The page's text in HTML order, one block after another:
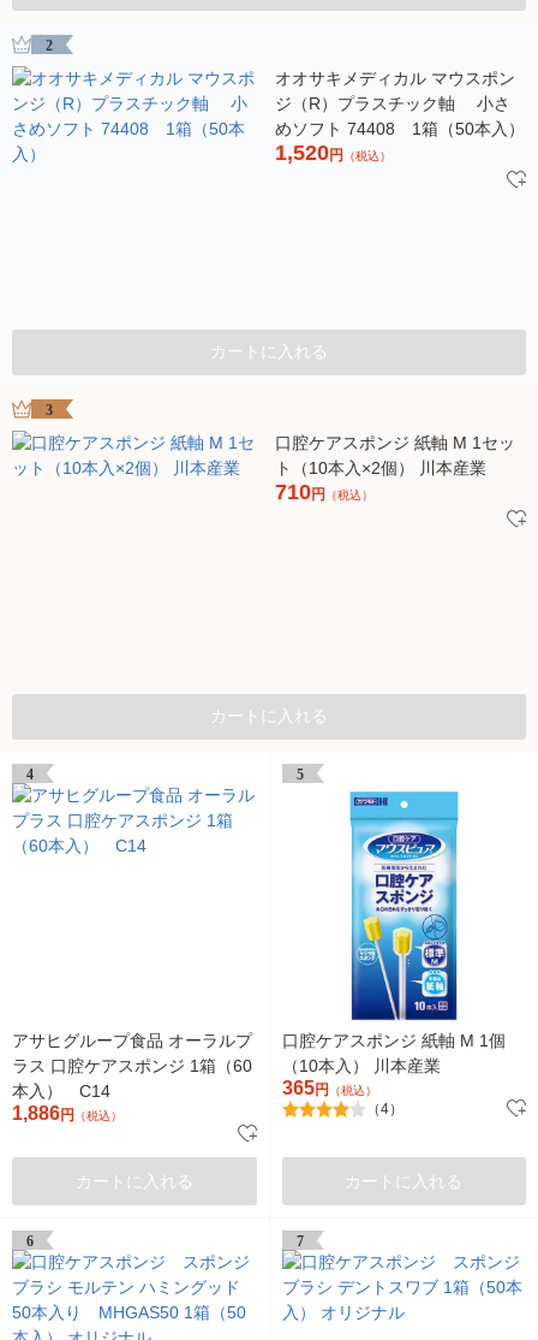
2
オオサキメディカル マウスポン
ジ（R）プラスチック軸 小さ
めソフト 74408 1箱（50本入）
1,520円 （税込）
カートに入れる
3
口腔ケアスポンジ 紙軸 M 1セッ
ト（10本入×2個） 川本産業
710円 （税込）
カートに入れる
4
アサヒグループ食品 オーラルプ
ラス 口腔ケアスポンジ 1箱（60
本入） C14
1,886円 （税込）
カートに入れる
5
口腔ケアスポンジ 紙軸 M 1個
（10本入） 川本産業
365円 （税込）
（4）
カートに入れる
6 7